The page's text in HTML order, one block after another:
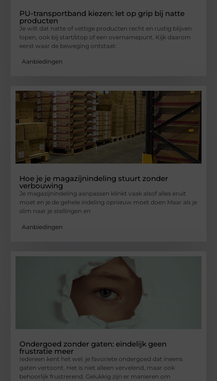
PU-transportband kiezen: let op grip bij natte
producten
Je wilt dat natte of vettige producten recht en rustig blijven
lopen, ook bij start/stop of een overnamepunt. Kijk daarom
eerst waar de beweging ontstaat:
Aanbiedingen
Hoe je je magazijnindeling stuurt zonder
verbouwing
Je magazijnindeling aanpassen klinkt vaak alsof alles eruit
moet en je de gehele indeling opnieuw moet doen Maar als je
slim naar je stellingen en
Aanbiedingen
Ondergoed zonder gaten: eindelijk geen
frustratie meer
Iedereen kent het wel: je favoriete ondergoed dat ineens
gaten vertoont. Het is niet alleen vervelend, maar ook
behoorlijk frustrerend. Gelukkig zijn er manieren om